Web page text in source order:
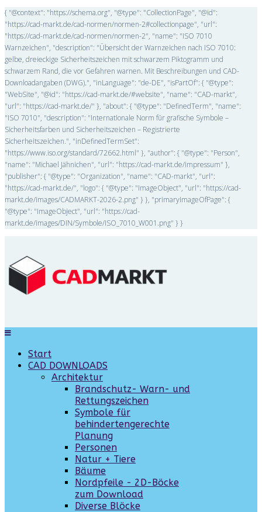
{ "@context": "https://schema.org", "@type": "CollectionPage", "@id":
"https://cad-markt.de/cad-normen/normen-2#collectionpage", "url":
"https://cad-markt.de/cad-normen/normen-2", "name": "ISO 7010
Warnzeichen", "description": "Übersicht der Warnzeichen nach ISO 7010:
gelbe, dreieckige Sicherheitszeichen mit schwarzem Piktogramm und
schwarzem Rand, die vor Gefahren warnen. Mit Beschreibungen und CAD-
Downloadangaben (DWG).", "inLanguage": "de-DE", "isPartOf": { "@type":
"WebSite", "@id": "https://cad-markt.de/#website", "name": "CAD-markt",
"url": "https://cad-markt.de/" }, "about": { "@type": "DefinedTerm", "name":
"ISO 7010", "description": "Internationale Norm für grafische Symbole –
Sicherheitsfarben und Sicherheitszeichen – Registrierte
Sicherheitszeichen.", "inDefinedTermSet":
"https://www.iso.org/standard/72662.html" }, "author": { "@type": "Person",
"name": "Michael Jähnichen", "url": "https://cad-markt.de/impressum" },
"publisher": { "@type": "Organization", "name": "CAD-markt", "url":
"https://cad-markt.de/", "logo": { "@type": "ImageObject", "url": "https://cad-
markt.de/images/CADMARKT-2026-2.png" } }, "primaryImageOfPage": {
"@type": "ImageObject", "url": "https://cad-
markt.de/images/DIN/Symbole/ISO_7010_W001.png" } }
Start
CAD DOWNLOADS
Architektur
Brandschutz- Warn- und
Rettungszeichen
Symbole für
behindertengerechte
Planung
Personen
Natur + Tiere
Bäume
Nordpfeile - 2D-Böcke
zum Download
Diverse Blöcke